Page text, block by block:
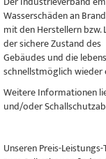
Wasserschäden an
mit den Herstellern bzw.
der sichere Zustand des
Gebäudes und die
schnellstmöglich
Weitere Informationen
und/oder
Unseren Preis-